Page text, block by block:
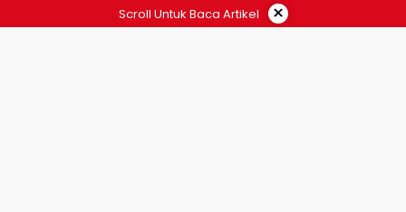
Scroll Untuk Baca Artikel ×